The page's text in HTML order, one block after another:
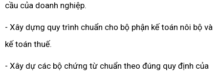
cầu của doanh nghiệp.
- Xây dựng quy trình chuẩn cho bộ phận kế toán nôi bộ và
kế toán thuế.
- Xây dự các bộ chứng từ chuẩn theo đúng quy định của